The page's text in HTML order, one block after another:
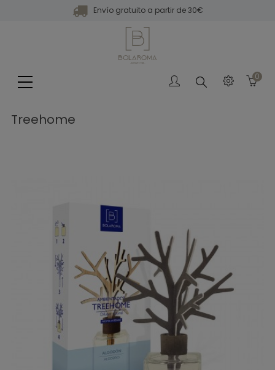
Envío gratuito a partir de 30€
Buscar 0
Treehome